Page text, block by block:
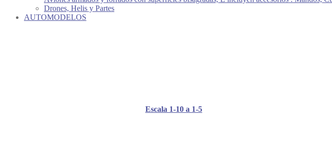
Drones, Helis y Partes
AUTOMODELOS
Escala 1-10 a 1-5